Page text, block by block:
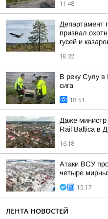
11:48
Департамент
призвал
гусей и
18:32
В реку Сулу в
сига
18:51
Даже министр
Rail Baltica в
16:18
Атаки ВСУ
четыре
15:17
ЛЕНТА НОВОСТЕЙ